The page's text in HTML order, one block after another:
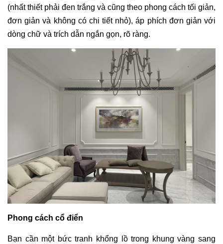
(nhất thiết phải đen trắng và cũng theo phong cách tối giản,
đơn giản và không có chi tiết nhỏ), áp phích đơn giản với
dòng chữ và trích dẫn ngắn gọn, rõ ràng.
Phong cách cổ điển
Bạn cần một bức tranh khổng lồ trong khung vàng sang